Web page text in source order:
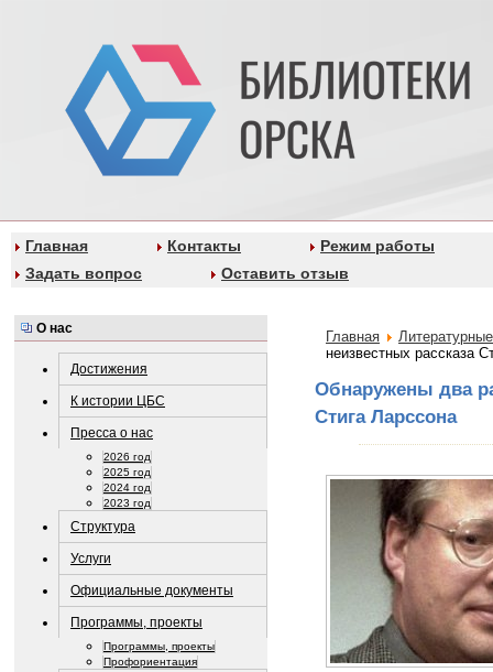
Главная Контакты
Режим работы
Задать вопрос
Оставить отзыв
О нас
Достижения
К истории ЦБС
Пресса о нас
2026 год
2025 год
2024 год
2023 год
Структура
Услуги
Официальные документы
Программы, проекты
Программы, проекты
Профориентация
Главная
неизвестных рассказа
Обнаружены два
Стига Ларссона